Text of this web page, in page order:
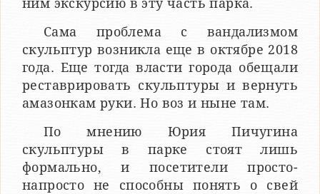
Сама проблема с вандализмом
скульптур возникла еще в октябре 2018
года. Еще тогда власти города обещали
реставрировать скульптуры и вернуть
амазонкам руки. Но воз и ныне там.
По мнению Юрия Пичугина
скульптуры в парке стоят лишь
формально, и посетители просто-
напросто не способны понять о свей